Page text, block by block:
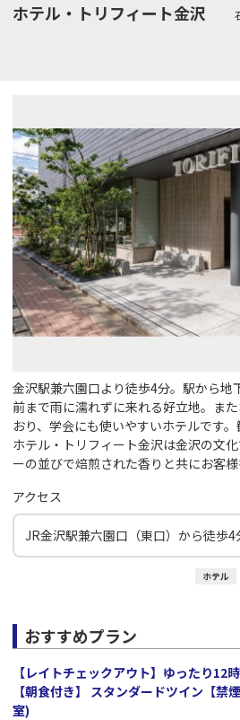
ホテル・トリフィート金沢
金沢駅兼六園口より徒歩4分。駅から地
前まで雨に濡れずに来れる好立地。ま
おり、学会にも使いやすいホテルです。
ホテル・トリフィート金沢は金沢の文
ーの並びで焙煎された香りと共にお客様
アクセス
JR金沢駅兼六園口（東口）から徒歩4
ホテル
おすすめプラン
【レイトチェックアウト】ゆったり12
【朝食付き】 スタンダードツイン【禁
室)